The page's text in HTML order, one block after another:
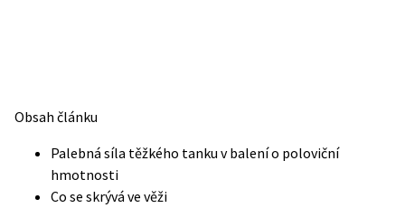
Obsah článku
Palebná síla těžkého tanku v balení o poloviční
hmotnosti
Co se skrývá ve věži